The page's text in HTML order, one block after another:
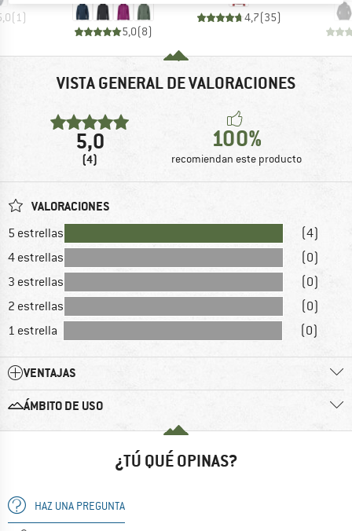
( 1)
5,0(8)
4,7(35)
VISTA GENERAL DE VALORACIONES
5,0
(4)
100%
recomiendan este producto
VALORACIONES
5 estrellas
(4)
4 estrellas
(0)
3 estrellas
(0)
2 estrellas
(0)
1 estrella
(0)
VENTAJAS
ÁMBITO DE USO
¿TÚ QUÉ OPINAS?
HAZ UNA PREGUNTA